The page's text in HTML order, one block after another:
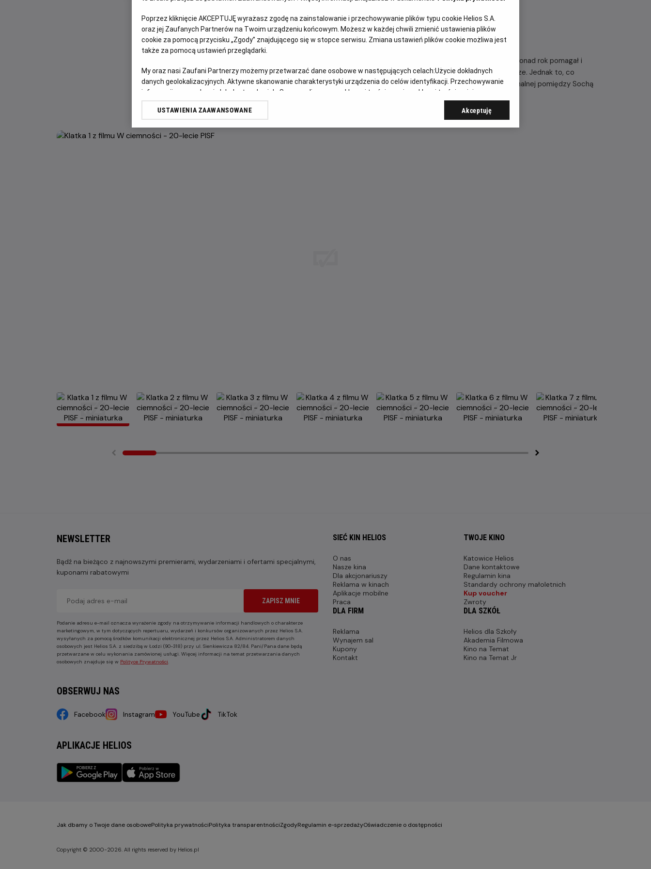
OPIS FILMU
Katolik… grzesznik... drobny złodziejaszek… Leopold Socha, Polak ze Lwowa - przez ponad rok pomagał i
dawał schronienie ukrywającej się w kanałach grupie uciekinierów z getta. Za pieniądze. Jednak to, co
wydawało się okazją do zarobku, doprowadziło do powstania głębokiej więzi emocjonalnej pomiędzy Sochą
NEWSLETTER
Bądź na bieżąco z najnowszymi premierami, wydarzeniami i ofertami specjalnymi,
kuponami rabatowymi
ZAPISZ MNIE
Podanie adresu e-mail oznacza wyrażenie zgody na otrzymywanie informacji handlowych o charakterze
marketingowym, w tym dotyczących repertuaru, wydarzeń i konkursów organizowanych przez Helios S.A.
wysyłanych za pomocą środków komunikacji elektronicznej przez Helios S.A. Administratorem danych
osobowych jest Helios S.A. z siedzibą w Łodzi (90-318) przy ul. Sienkiewicza 82/84. Pani/Pana dane będą
przetwarzane w celu wykonania zamówionej usługi. Więcej informacji na temat przetwarzania danych
osobowych znajduje się w Polityce Prywatności.
OBSERWUJ NAS
Facebook Instagram YouTube TikTok
APLIKACJE HELIOS
SIEĆ KIN HELIOS
O nas
Nasze kina
Dla akcjonariuszy
Reklama w kinach
Aplikacje mobilne
Praca
TWOJE KINO
Katowice Helios
Dane kontaktowe
Regulamin kina
Standardy ochrony małoletnich
Kup voucher
Zwroty
DLA FIRM
Reklama
Wynajem sal
Kupony
Kontakt
DLA SZKÓŁ
Helios dla Szkoły
Akademia Filmowa
Kino na Temat
Kino na Temat Jr
Jak dbamy o Twoje dane osobowePolityka prywatnościPolityka transparentnościZgodyRegulamin e-sprzedażyOświadczenie o dostępności
Copyright © 2000-2026. All rights reserved by Helios.pl
Poprzez kliknięcie AKCEPTUJĘ wyrażasz zgodę na zainstalowanie i przechowywanie plików typu cookie Helios S.A.
oraz jej Zaufanych Partnerów na Twoim urządzeniu końcowym. Możesz w każdej chwili zmienić ustawienia plików
cookie za pomocą przycisku „Zgody” znajdującego się w stopce serwisu. Zmiana ustawień plików cookie możliwa jest
także za pomocą ustawień przeglądarki.
My oraz nasi Zaufani Partnerzy możemy przetwarzać dane osobowe w następujących celach:Użycie dokładnych
danych geolokalizacyjnych. Aktywne skanowanie charakterystyki urządzenia do celów identyfikacji. Przechowywanie
informacji na urządzeniu lub dostęp do nich. Spersonalizowane reklamy i treści, pomiar reklam i treści, opinie
odbiorców i ulepszanie usług.
USTAWIENIA ZAAWANSOWANE Akceptuję